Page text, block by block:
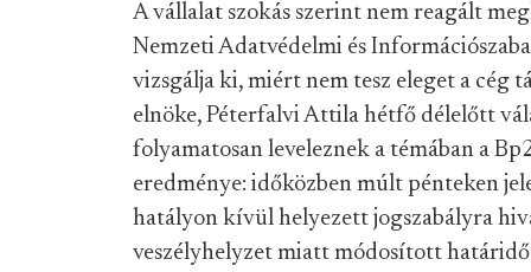
A vállalat szokás szerint nem reagált
Nemzeti Adatvédelmi és
vizsgálja ki, miért nem tesz eleget a cég
elnöke, Péterfalvi Attila hétfő délelőtt
folyamatosan leveleznek a témában a
eredménye: időközben múlt pénteken
hatályon kívül helyezett jogszabályra
veszélyhelyzet miatt módosított